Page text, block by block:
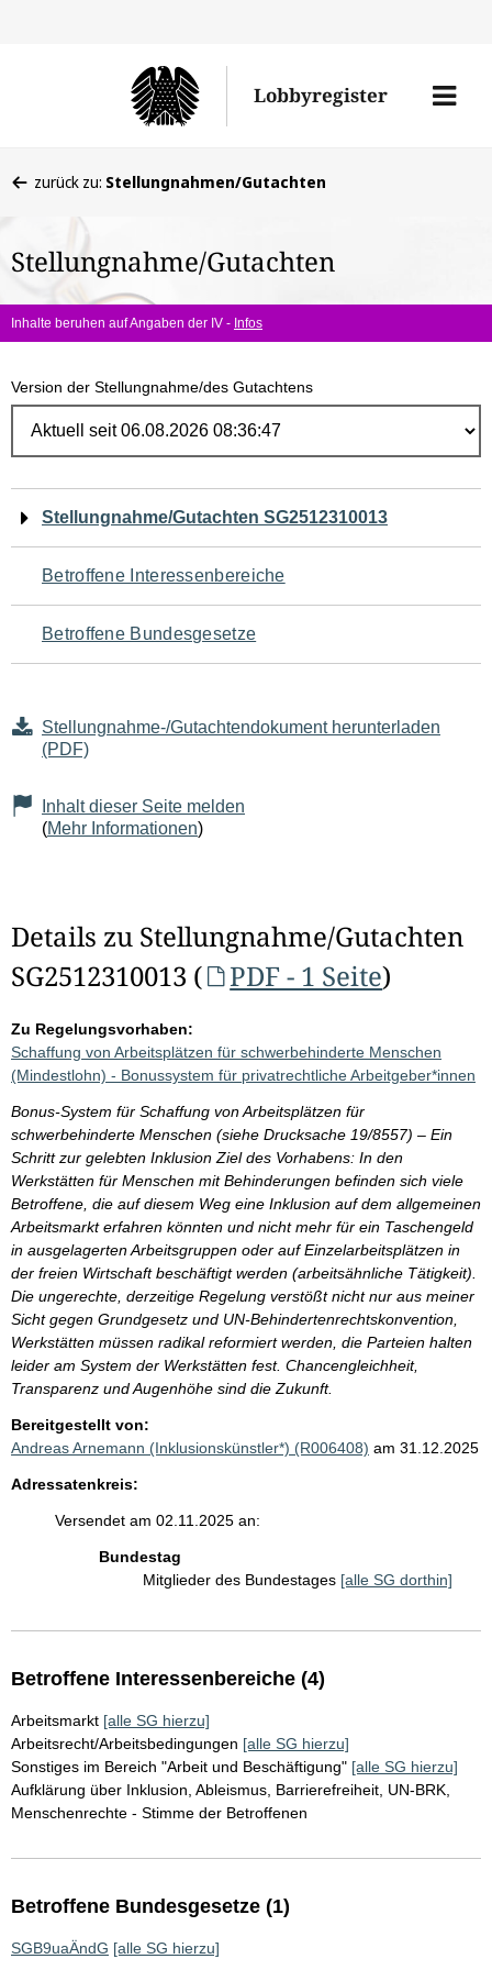
Lobbyregister
Menü
befinden
hier:
zurück zu: Stellungnahmen/Gutachten
Stellungnahme/Gutachten
Inhalte beruhen auf Angaben der IV - Infos
Version der Stellungnahme/des Gutachtens
Navigation
für
den
Seiteninhalt
Stellungnahme/Gutachten SG2512310013
Betroffene Interessenbereiche
Betroffene Bundesgesetze
Stellungnahme-/Gutachtendokument herunterladen
(PDF)
Inhalt dieser Seite melden
(Mehr Informationen)
Details zu Stellungnahme/Gutachten
SG2512310013 (
PDF - 1 Seite)
Zu Regelungsvorhaben:
Schaffung von Arbeitsplätzen für schwerbehinderte Menschen
(Mindestlohn) - Bonussystem für privatrechtliche Arbeitgeber*innen
Bonus-System für Schaffung von Arbeitsplätzen für
schwerbehinderte Menschen (siehe Drucksache 19/8557) – Ein
Schritt zur gelebten Inklusion Ziel des Vorhabens: In den
Werkstätten für Menschen mit Behinderungen befinden sich viele
Betroffene, die auf diesem Weg eine Inklusion auf dem allgemeinen
Arbeitsmarkt erfahren könnten und nicht mehr für ein Taschengeld
in ausgelagerten Arbeitsgruppen oder auf Einzelarbeitsplätzen in
der freien Wirtschaft beschäftigt werden (arbeitsähnliche Tätigkeit).
Die ungerechte, derzeitige Regelung verstößt nicht nur aus meiner
Sicht gegen Grundgesetz und UN-Behindertenrechtskonvention,
Werkstätten müssen radikal reformiert werden, die Parteien halten
leider am System der Werkstätten fest. Chancengleichheit,
Transparenz und Augenhöhe sind die Zukunft.
Bereitgestellt von:
Andreas Arnemann (Inklusionskünstler*) (R006408) am 31.12.2025
Adressatenkreis:
Versendet am 02.11.2025 an:
Bundestag
Mitglieder des Bundestages [alle SG dorthin]
Betroffene Interessenbereiche (4)
Arbeitsmarkt [alle SG hierzu]
Arbeitsrecht/Arbeitsbedingungen [alle SG hierzu]
Sonstiges im Bereich "Arbeit und Beschäftigung" [alle SG hierzu]
Aufklärung über Inklusion, Ableismus, Barrierefreiheit, UN-BRK,
Menschenrechte - Stimme der Betroffenen
Betroffene Bundesgesetze (1)
SGB9uaÄndG [alle SG hierzu]